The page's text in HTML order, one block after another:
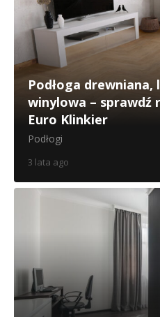
Podłoga drewniana,
winylowa – sprawdź
Euro Klinkier
Podłogi
3 lata ago